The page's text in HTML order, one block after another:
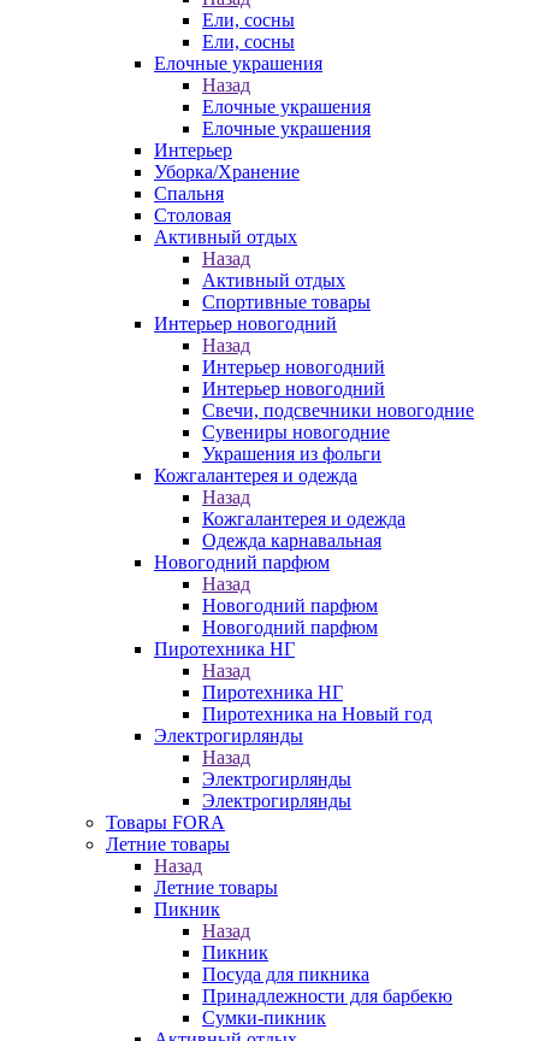
Ели, сосны
Ели, сосны
Елочные украшения
Назад
Елочные украшения
Елочные украшения
Интерьер
Уборка/Хранение
Спальня
Столовая
Активный отдых
Назад
Активный отдых
Спортивные товары
Интерьер новогодний
Назад
Интерьер новогодний
Интерьер новогодний
Свечи, подсвечники новогодние
Сувениры новогодние
Украшения из фольги
Кожгалантерея и одежда
Назад
Кожгалантерея и одежда
Одежда карнавальная
Новогодний парфюм
Назад
Новогодний парфюм
Новогодний парфюм
Пиротехника НГ
Назад
Пиротехника НГ
Пиротехника на Новый год
Электрогирлянды
Назад
Электрогирлянды
Электрогирлянды
Товары FORA
Летние товары
Назад
Летние товары
Пикник
Назад
Пикник
Посуда для пикника
Принадлежности для барбекю
Сумки-пикник